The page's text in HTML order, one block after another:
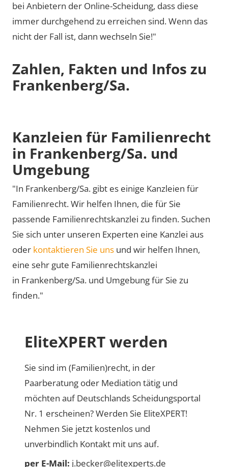
bei Anbietern der Online-Scheidung, dass diese
immer durchgehend zu erreichen sind. Wenn das
nicht der Fall ist, dann wechseln Sie!"
Zahlen, Fakten und Infos zu
Frankenberg/Sa.
Kanzleien für Familienrecht
in Frankenberg/Sa. und
Umgebung
"In Frankenberg/Sa. gibt es einige Kanzleien für
Familienrecht. Wir helfen Ihnen, die für Sie
passende Familienrechtskanzlei zu finden. Suchen
Sie sich unter unseren Experten eine Kanzlei aus
oder kontaktieren Sie uns und wir helfen Ihnen,
eine sehr gute Familienrechtskanzlei
in Frankenberg/Sa. und Umgebung für Sie zu
finden."
EliteXPERT werden
Sie sind im (Familien)recht, in der
Paarberatung oder Mediation tätig und
möchten auf Deutschlands Scheidungsportal
Nr. 1 erscheinen? Werden Sie EliteXPERT!
Nehmen Sie jetzt kostenlos und
unverbindlich Kontakt mit uns auf.
per E-Mail: j.becker@elitexperts.de